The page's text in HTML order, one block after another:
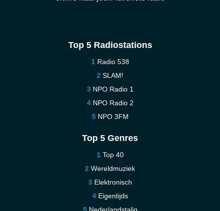
Top 5 Radiostations
Radio 538
SLAM!
NPO Radio 1
NPO Radio 2
NPO 3FM
Top 5 Genres
Top 40
Wereldmuziek
Elektronisch
Eigentijds